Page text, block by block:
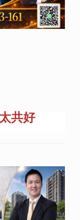
共好